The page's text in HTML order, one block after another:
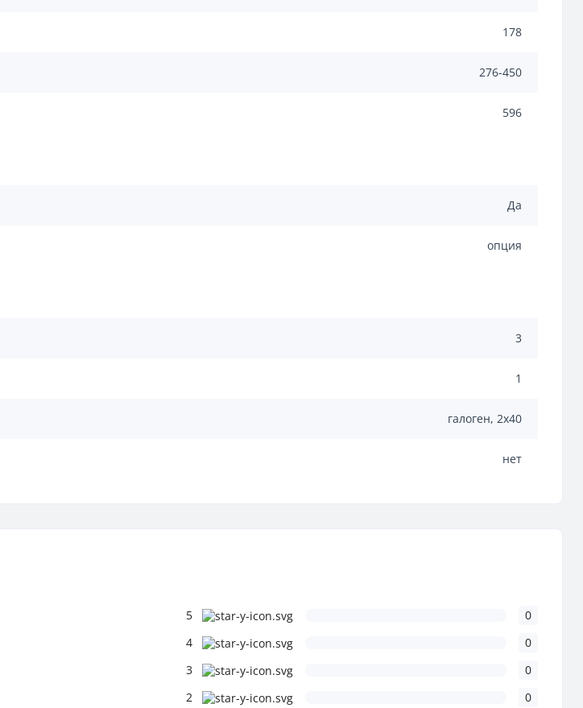
178
276-450
596
Да
опция
3
1
галоген, 2х40
нет
5
0
4
0
3
0
2
0